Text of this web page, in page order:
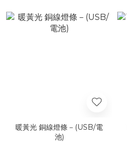
暖黃光 銅線燈條－(USB/電
池)